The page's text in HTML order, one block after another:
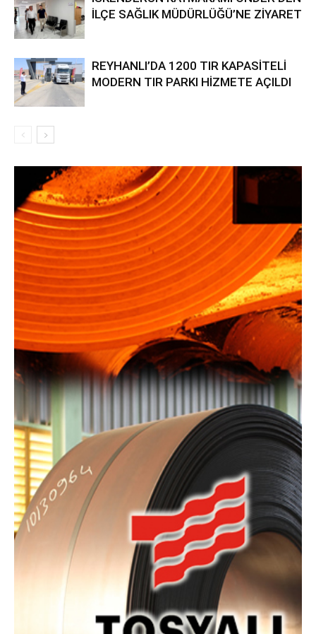
İLÇE SAĞLIK MÜDÜRLÜĞÜ’NE ZİYARET
REYHANLI’DA 1200 TIR KAPASİTELİ
MODERN TIR PARKI HİZMETE AÇILDI